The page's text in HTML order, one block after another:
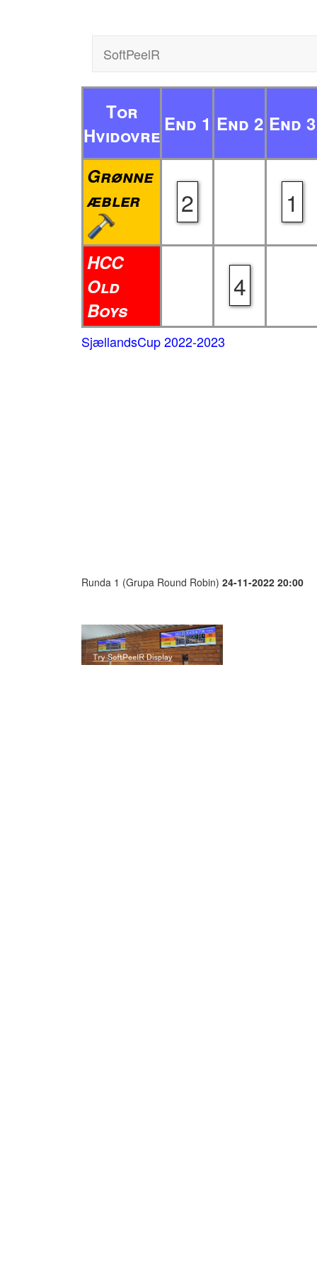
SoftPeelR
Tor
Hvidovre End 1 End 2 End 3
Grønne
æbler
2 1
HCC
Old
Boys
4
SjællandsCup 2022-2023
Runda 1 (Grupa Round Robin) 24-11-2022 20:00